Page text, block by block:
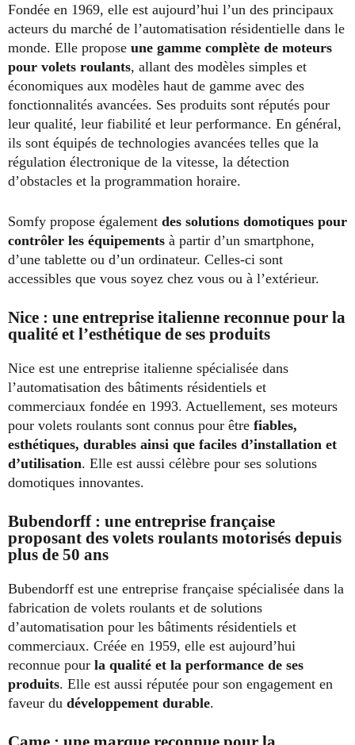
Fondée en 1969, elle est aujourd’hui l’un des principaux
acteurs du marché de l’automatisation résidentielle dans le
monde. Elle propose une gamme complète de moteurs
pour volets roulants, allant des modèles simples et
économiques aux modèles haut de gamme avec des
fonctionnalités avancées. Ses produits sont réputés pour
leur qualité, leur fiabilité et leur performance. En général,
ils sont équipés de technologies avancées telles que la
régulation électronique de la vitesse, la détection
d’obstacles et la programmation horaire.
Somfy propose également des solutions domotiques pour
contrôler les équipements à partir d’un smartphone,
d’une tablette ou d’un ordinateur. Celles-ci sont
accessibles que vous soyez chez vous ou à l’extérieur.
Nice : une entreprise italienne reconnue pour la
qualité et l’esthétique de ses produits
Nice est une entreprise italienne spécialisée dans
l’automatisation des bâtiments résidentiels et
commerciaux fondée en 1993. Actuellement, ses moteurs
pour volets roulants sont connus pour être fiables,
esthétiques, durables ainsi que faciles d’installation et
d’utilisation. Elle est aussi célèbre pour ses solutions
domotiques innovantes.
Bubendorff : une entreprise française
proposant des volets roulants motorisés depuis
plus de 50 ans
Bubendorff est une entreprise française spécialisée dans la
fabrication de volets roulants et de solutions
d’automatisation pour les bâtiments résidentiels et
commerciaux. Créée en 1959, elle est aujourd’hui
reconnue pour la qualité et la performance de ses
produits. Elle est aussi réputée pour son engagement en
faveur du développement durable.